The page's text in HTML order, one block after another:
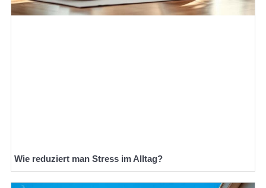
Wie reduziert man Stress im Alltag?